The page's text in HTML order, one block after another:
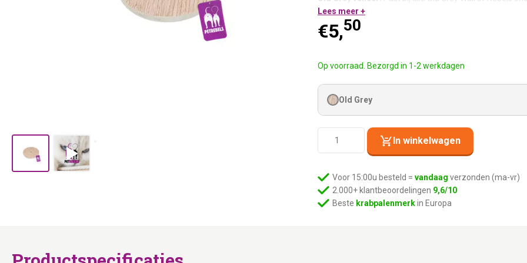
Nette afwerking. Klopt gewoon.
Lees meer +
€5,50
Op voorraad. Bezorgd in 1-2 werkdagen
Old Grey
Old
Grey
In winkelwagen
Voor 15:00u besteld = vandaag verzonden (ma-vr)
2.000+ klantbeoordelingen 9,6/10
Beste krabpalenmerkin Europa